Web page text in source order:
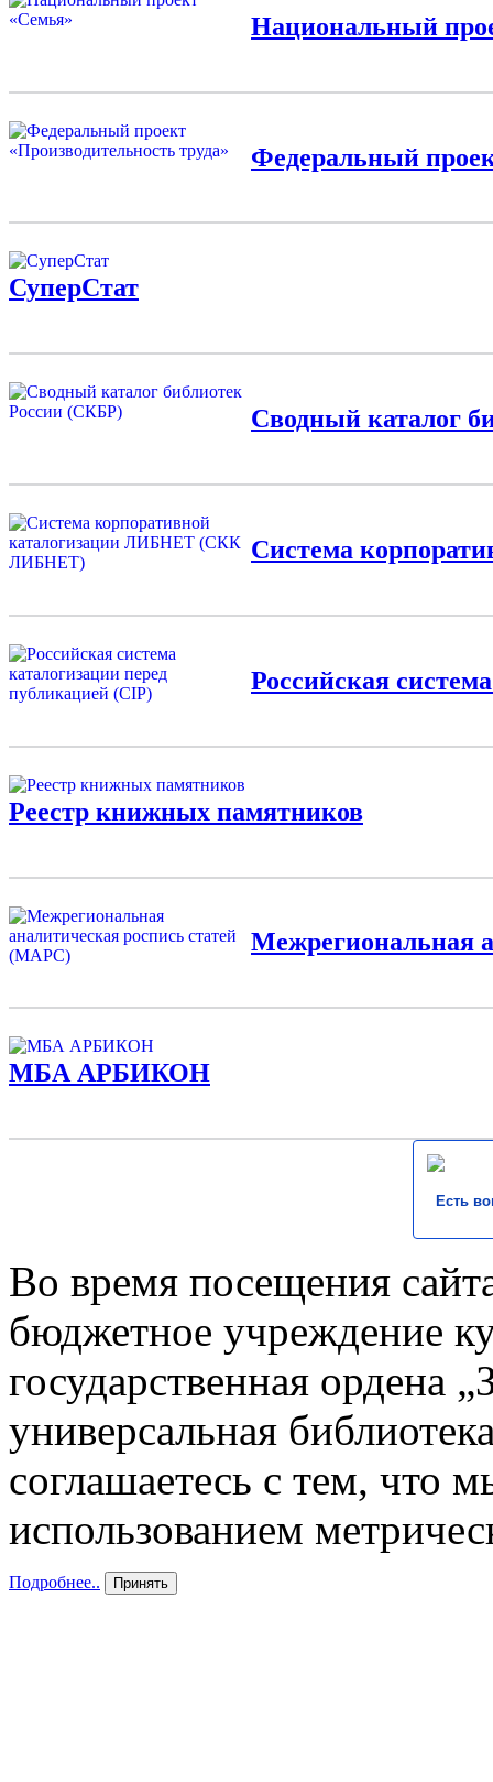
Национальный
Федеральный
СуперСтат
Сводный каталог
Система
Российская
Реестр книжных памятников
Межрегиональная
МБА АРБИКОН
Есть
Во время посещения
бюджетное учреждение
государственная ордена
универсальная
соглашаетесь с тем, что
использованием
Подробнее.. Принять